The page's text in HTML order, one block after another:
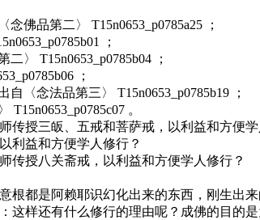
品第二〉 T15n0653_p0785a25 ；
；
T15n0653_p0785b04 ；
；
念法品第三〉 T15n0653_p0785b19 ；
。
授三皈、五戒和菩萨戒，以利益和方便学
益和方便学人修行？
授八关斋戒，以利益和方便学人修行？
是阿赖耶识幻化出来的东西，刚生出来
这样还有什么修行的理由呢？成佛的目的